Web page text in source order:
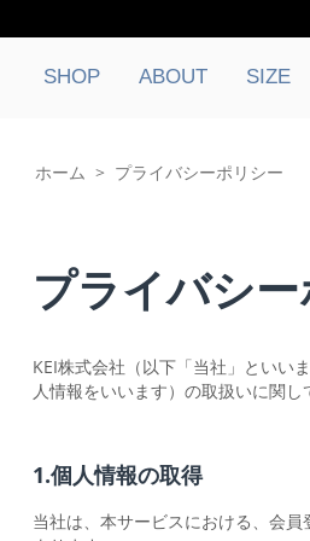
SHOP ABOUT SIZE
ホーム > プライバシーポリシー
プライバシ
KEI株式会社（以下「当社」といい
人情報をいいます）の取扱いに関し
1.個人情報の取得
当社は、本サービスにおける、会